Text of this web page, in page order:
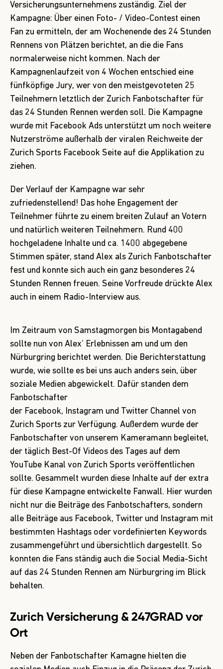
Versicherungsunternehmens zuständig. Ziel der
Kampagne: Über einen Foto- / Video-Contest einen
Fan zu ermitteln, der am Wochenende des 24 Stunden
Rennens von Plätzen berichtet, an die die Fans
normalerweise nicht kommen. Nach der
Kampagnenlaufzeit von 4 Wochen entschied eine
fünfköpfige Jury, wer von den meistgevoteten 25
Teilnehmern letztlich der Zurich Fanbotschafter für
das 24 Stunden Rennen werden soll. Die Kampagne
wurde mit Facebook Ads unterstützt um noch weitere
Nutzerströme außerhalb der viralen Reichweite der
Zurich Sports Facebook Seite auf die Applikation zu
ziehen.
Der Verlauf der Kampagne war sehr
zufriedenstellend! Das hohe Engagement der
Teilnehmer führte zu einem breiten Zulauf an Votern
und natürlich weiteren Teilnehmern. Rund 400
hochgeladene Inhalte und ca. 1400 abgegebene
Stimmen später, stand Alex als Zurich Fanbotschafter
fest und konnte sich auch ein ganz besonderes 24
Stunden Rennen freuen. Seine Vorfreude drückte Alex
auch in einem Radio-Interview aus.
Im Zeitraum von Samstagmorgen bis Montagabend
sollte nun von Alex‘ Erlebnissen am und um den
Nürburgring berichtet werden. Die Berichterstattung
wurde, wie sollte es bei uns auch anders sein, über
soziale Medien abgewickelt. Dafür standen dem
Fanbotschafter
der Facebook, Instagram und Twitter Channel von
Zurich Sports zur Verfügung. Außerdem wurde der
Fanbotschafter von unserem Kameramann begleitet,
der täglich Best-Of Videos des Tages auf dem
YouTube Kanal von Zurich Sports veröffentlichen
sollte. Gesammelt wurden diese Inhalte auf der extra
für diese Kampagne entwickelte Fanwall. Hier wurden
nicht nur die Beiträge des Fanbotschafters, sondern
alle Beiträge aus Facebook, Twitter und Instagram mit
bestimmten Hashtags oder vordefinierten Keywords
zusammengeführt und übersichtlich dargestellt. So
konnten die Fans ständig auch die Social Media-Sicht
auf das 24 Stunden Rennen am Nürburgring im Blick
behalten.
Zurich Versicherung & 247GRAD vor
Ort
Neben der Fanbotschafter Kamagne hielten die